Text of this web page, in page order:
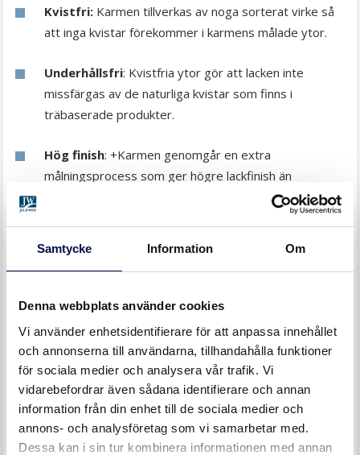
Samtycke Information Om
Denna webbplats använder cookies
Vi använder enhetsidentifierare för att anpassa innehållet
och annonserna till användarna, tillhandahålla funktioner
för sociala medier och analysera vår trafik. Vi
vidarebefordrar även sådana identifierare och annan
information från din enhet till de sociala medier och
annons- och analysföretag som vi samarbetar med.
Dessa kan i sin tur kombinera informationen med annan
Kvistfri: Karmen tillverkas av noga sorterat virke så
att inga kvistar förekommer i karmens målade ytor.
Underhållsfri: Kvistfria ytor gör att lacken inte
missfärgas av de naturliga kvistar som finns i
träbaserade produkter.
Hög finish: +Karmen genomgår en extra
målningsprocess som ger högre lackfinish än
och ger ökad stabilitet i förhållande till
tätningslister som dämpar slag och
ljudgenomträngning. Detta gör att dörrsetet upplevs
både tystare och mer exklusivt
Garanti : Missfärgning genom "kvistgulning" är ett
allmänt fenomen i branschen. +Karmen har genomgått